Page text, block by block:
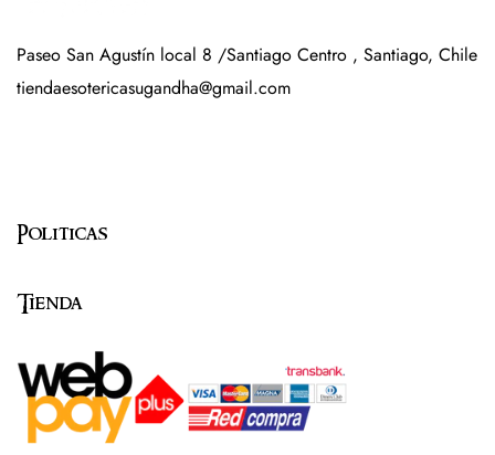
Paseo San Agustín local 8 /Santiago Centro , Santiago, Chile
tiendaesotericasugandha@gmail.com
Politicas
Tienda